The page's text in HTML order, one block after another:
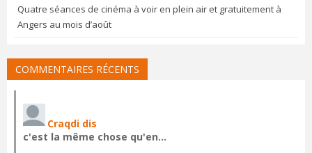
Quatre séances de cinéma à voir en plein air et gratuitement à
Angers au mois d’août
COMMENTAIRES RÉCENTS
Craqdi dis
c'est la même chose qu'en…